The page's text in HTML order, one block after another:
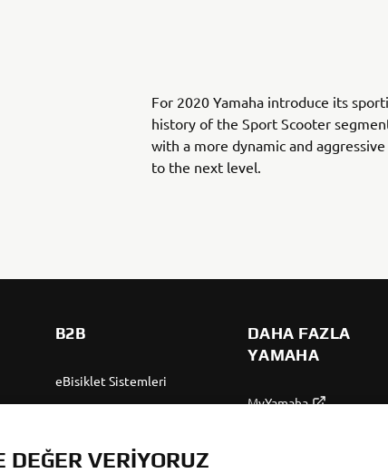
For 2020 Yamaha introduce its
history of the Sport Scooter
with a more dynamic and
to the next level.
B2B
eBisiklet Sistemleri
DAHA FAZLA
YAMAHA
MyYamaha
DEĞER VERIYORUZ